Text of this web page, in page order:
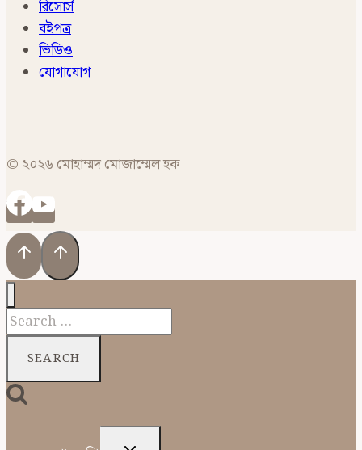
রিসোর্স
বইপত্র
ভিডিও
যোগাযোগ
© ২০২৬ মোহাম্মদ মোজাম্মেল হক
Search
for: